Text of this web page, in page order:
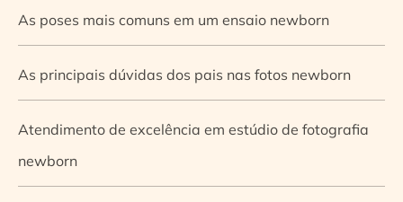
As poses mais comuns em um ensaio newborn
As principais dúvidas dos pais nas fotos newborn
Atendimento de excelência em estúdio de fotografia
newborn